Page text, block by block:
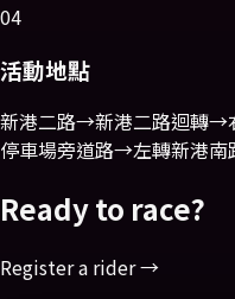
04
活動地點
新港二路→新港二路迴轉→
停車場旁道路→左轉新港
Ready to race?
Register a rider →